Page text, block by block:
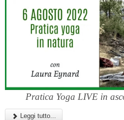
Pratica Yoga LIVE in
Leggi tutto...